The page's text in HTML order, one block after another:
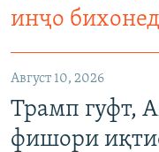
инҷо бихонед
Август 10, 2026
Трамп гуфт,
фишори